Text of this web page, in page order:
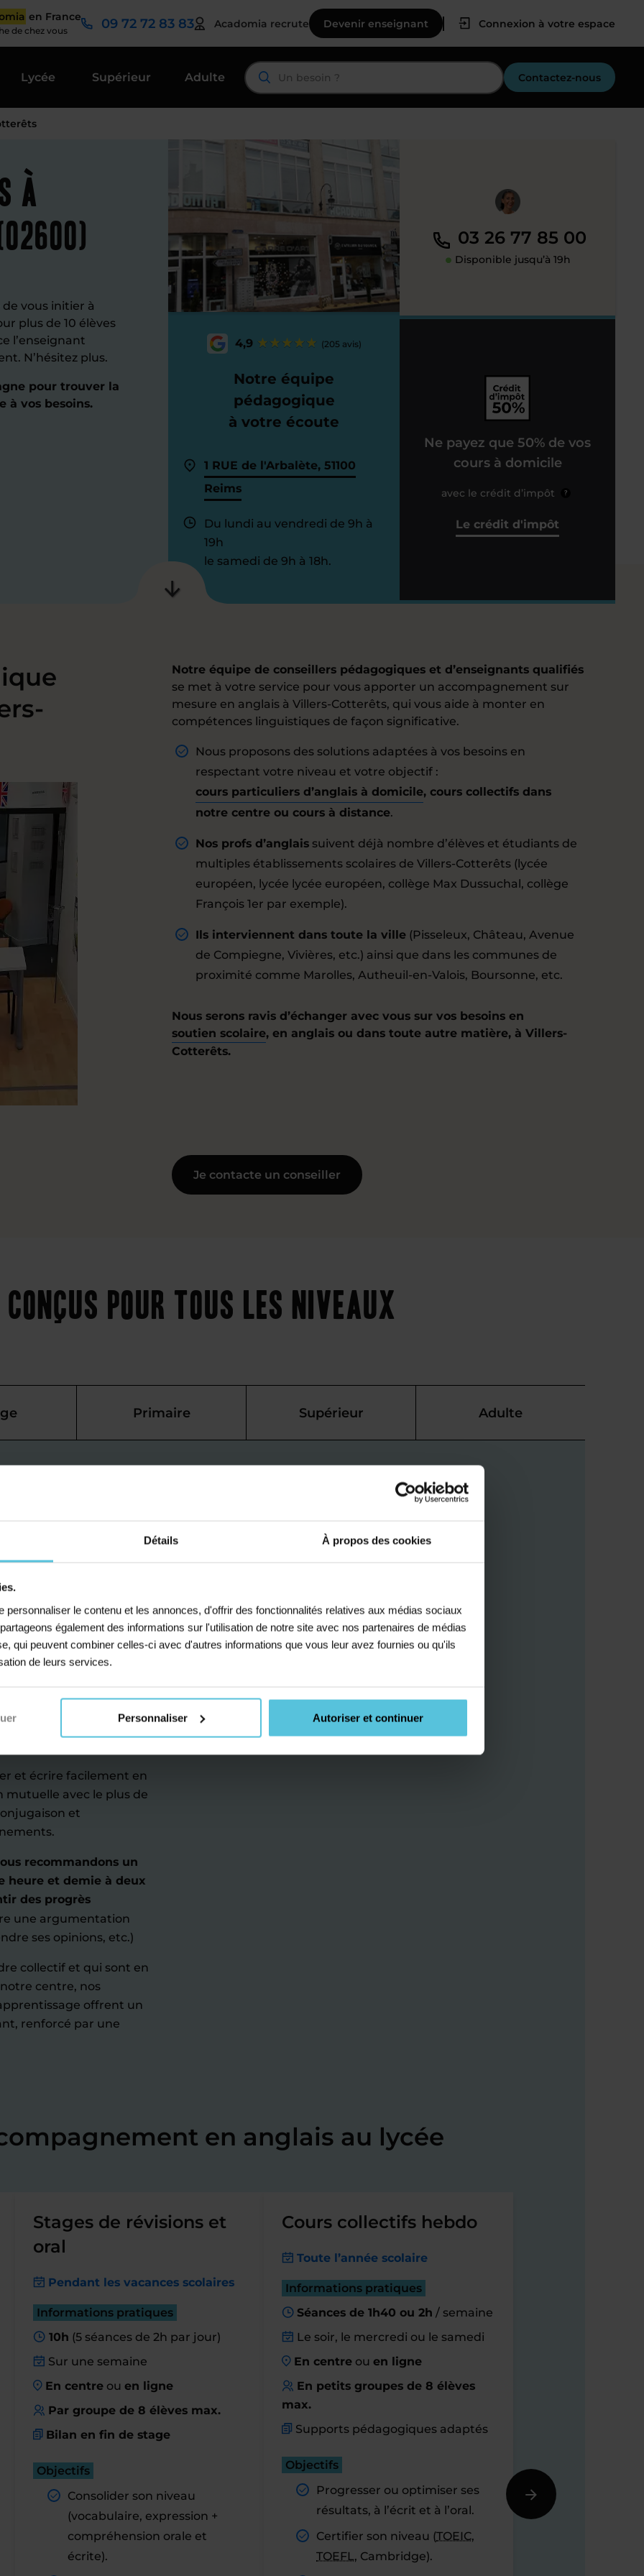
Détails À propos des cookies
personnaliser le contenu et les annonces, d'offrir des fonctionnalités relatives aux médias sociaux
également des informations sur l'utilisation de notre site avec nos partenaires de médias
qui peuvent combiner celles-ci avec d'autres informations que vous leur avez fournies ou qu'ils
de leurs services.
Personnaliser Autoriser et continuer
en France
de chez vous 09 72 72 83 83 Acadomia recrute Devenir enseignant Connexion à votre espace
Lycée Supérieur Adulte Contactez-nous
à
vous initier à
plus de 10 élèves
l’enseignant
N’hésitez plus.
pour trouver la
à vos besoins.
4,9 (205 avis)
Notre équipe
pédagogique
à votre écoute
1 RUE de l'Arbalète, 51100
Reims
Du lundi au vendredi de 9h à
19h
le samedi de 9h à 18h.
03 26 77 85 00
Disponible jusqu’à 19h
Ne payez que 50% de vos
cours à domicile
avec le crédit d’impôt ?
Le crédit d'impôt
Notre équipe de conseillers pédagogiques et d’enseignants qualifiés
se met à votre service pour vous apporter un accompagnement sur
mesure en anglais à Villers-Cotterêts, qui vous aide à monter en
compétences linguistiques de façon significative.
Nous proposons des solutions adaptées à vos besoins en
respectant votre niveau et votre objectif :
cours particuliers d’anglais à domicile, cours collectifs dans
notre centre ou cours à distance.
Nos profs d’anglais suivent déjà nombre d’élèves et étudiants de
multiples établissements scolaires de Villers-Cotterêts (lycée
européen, lycée lycée européen, collège Max Dussuchal, collège
François 1er par exemple).
Ils interviennent dans toute la ville (Pisseleux, Château, Avenue
de Compiegne, Vivières, etc.) ainsi que dans les communes de
proximité comme Marolles, Autheuil-en-Valois, Boursonne, etc.
Nous serons ravis d’échanger avec vous sur vos besoins en
soutien scolaire, en anglais ou dans toute autre matière, à Villers-
Cotterêts.
Je contacte un conseiller
pour tous les niveaux
Primaire Supérieur Adulte
à Villers-
d'anglais sont
à réaliser ses
des cours de
nous ajustons nos
les
objectif étant
B2 en fin de terminale.
et écrire facilement en
mutuelle avec le plus de
et
recommandons un
heure et demie à deux
des progrès
une argumentation
ses opinions, etc.)
collectif et qui sont en
centre, nos
offrent un
renforcé par une
en anglais au lycée
Stages de révisions et
oral
Pendant les vacances scolaires
Informations pratiques
10h (5 séances de 2h par jour)
Sur une semaine
En centreou en ligne
Par groupe de 8 élèves max.
Bilan en fin de stage
Objectifs
Consolider son niveau
(vocabulaire, expression +
compréhension orale et
écrite).
Cours collectifs hebdo
Toute l’année scolaire
Informations pratiques
Séances de 1h40 ou 2h / semaine
Le soir, le mercredi ou le samedi
En centre ouen ligne
En petits groupes de 8 élèves
max.
Supports pédagogiques adaptés
Objectifs
Progresser ou optimiser ses
résultats, à l’écrit et à l’oral.
Certifier son niveau (TOEIC,
TOEFL, Cambridge).